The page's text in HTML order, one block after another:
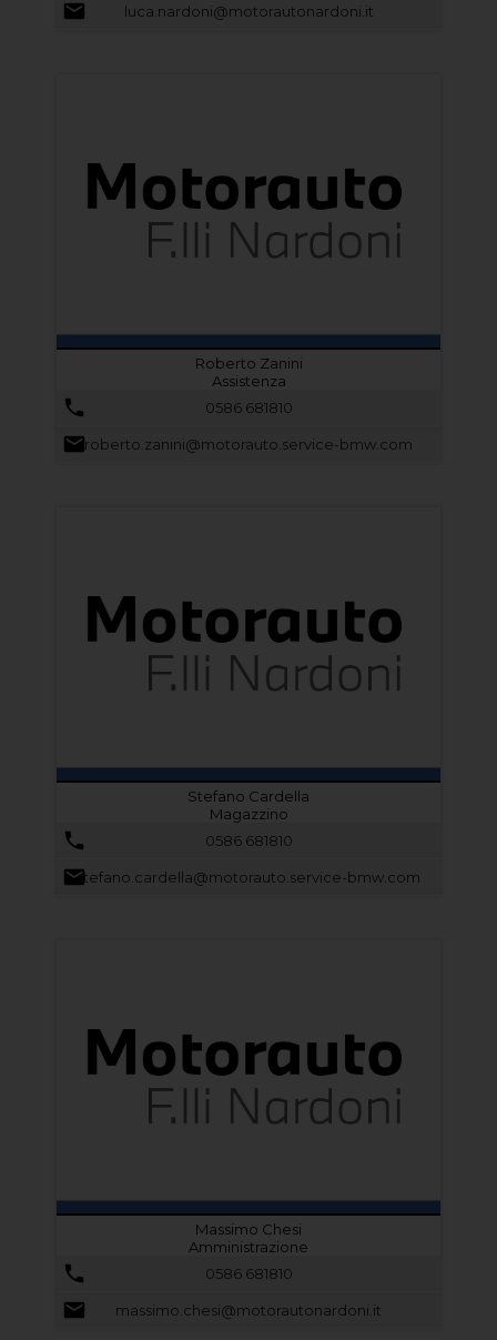
luca.nardoni@motorautonardoni.it
Roberto Zanini
Assistenza
0586 681810
roberto.zanini@motorauto.service-bmw.com
Stefano Cardella
Magazzino
0586 681810
stefano.cardella@motorauto.service-bmw.com
Massimo Chesi
Amministrazione
0586 681810
massimo.chesi@motorautonardoni.it